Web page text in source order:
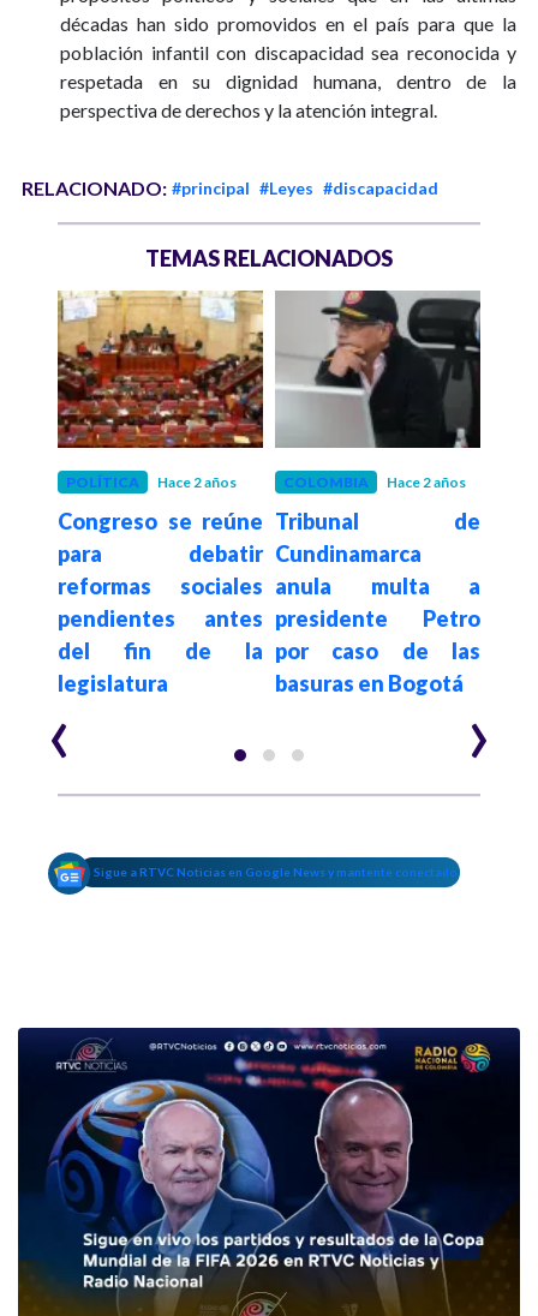
décadas han sido promovidos en el país para que la
población infantil con discapacidad sea reconocida y
respetada en su dignidad humana, dentro de la
perspectiva de derechos y la atención integral.
RELACIONADO: #principal #Leyes #discapacidad
TEMAS RELACIONADOS
POLÍTICA Hace 2 años
Congreso se reúne
para debatir
reformas sociales
pendientes antes
del fin de la
legislatura
COLOMBIA Hace 2 años
Tribunal de
Cundinamarca
anula multa a
presidente Petro
por caso de las
basuras en Bogotá
‹ ›
Sigue a RTVC Noticias en Google News y mantente conectado